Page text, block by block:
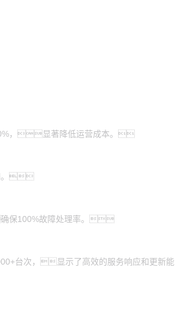
，显著降低运营成本。
。
保100%故障处理率。
台次，显示了高效的服务响应和更新能